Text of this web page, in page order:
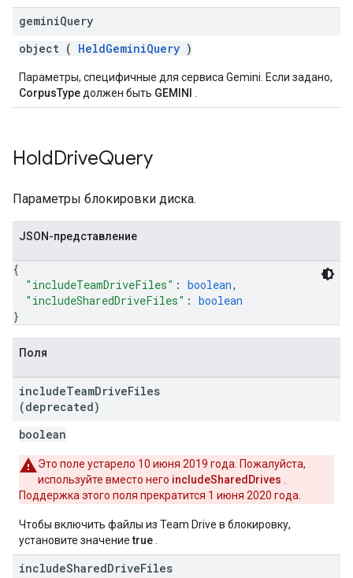
geminiQuery
object ( HeldGeminiQuery )
Параметры, специфичные для сервиса Gemini. Если задано,
CorpusType должен быть GEMINI
HoldDriveQuery
Параметры блокировки диска.
JSON-представление
{
"includeTeamDriveFiles" : boolean,
"includeSharedDriveFiles" : boolean
}
Поля
includeTeamDriveFiles
(deprecated)
boolean
Это поле устарело 10 июня 2019 года. Пожалуйста,
используйте вместо него includeSharedDrives
Поддержка этого поля прекратится 1 июня 2020 года.
Чтобы включить файлы из Team Drive в блокировку,
установите значениеtrue
includeSharedDriveFiles